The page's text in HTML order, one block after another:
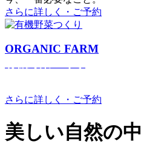
さらに詳しく・ご予約
ORGANIC FARM
さらに詳しく・ご予約
美しい⾃然の